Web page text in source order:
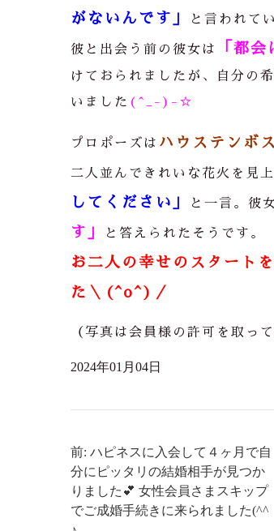
がないんです」
と言われて
彼と出会う前の彼女は 「都
けておられましたが、自分の
いました (^_-)-☆
プロポーズは ハウステンボス
二人並んできれいな花火を見
してください」
と一言。彼
す」
と答えられたそうです。
お二人の幸せのスタート
た＼(^o^)／
（写真は会員様の許可を取っ
2024年01月04日
前: ハピネスに入会して４ヶ月で自
分にピッタリの結婚相手が見つか
りました💕 女性会員さまスキップ
でご成婚手続きに来られました(^^